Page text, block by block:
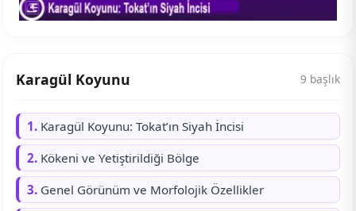
Karagül Koyunu 9 başlık
1. Karagül Koyunu: Tokat’ın Siyah İncisi
2. Kökeni ve Yetiştirildiği Bölge
3. Genel Görünüm ve Morfolojik Özellikler